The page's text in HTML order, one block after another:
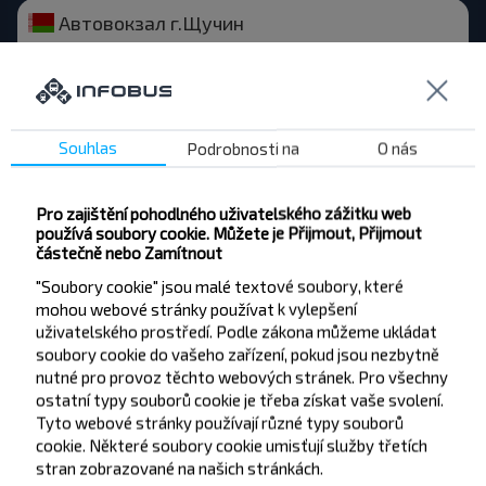
Автовокзал г.Щучин
Автостанция г.Житковичи
Гомельская обл., г.Житковичи, ул.Карла Маркса, 1
Zobrazit na mapě
Souhlas Podrobnosti na O nás
Pro zajištění pohodlného uživatelského zážitku web
používá soubory cookie. Můžete je Přijmout, Přijmout
částečně nebo Zamítnout
"Soubory cookie" jsou malé textové soubory, které
mohou webové stránky používat k vylepšení
uživatelského prostředí. Podle zákona můžeme ukládat
soubory cookie do vašeho zařízení, pokud jsou nezbytně
nutné pro provoz těchto webových stránek. Pro všechny
ostatní typy souborů cookie je třeba získat vaše svolení.
Tyto webové stránky používají různé typy souborů
cookie. Některé soubory cookie umisťují služby třetích
stran zobrazované na našich stránkách.